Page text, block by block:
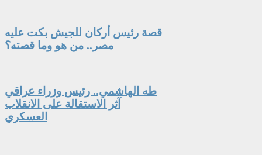
قصة رئيس أركان للجيش بكت عليه
مصر.. من هو وما قصته؟
طه الهاشمي.. رئيس وزراء عراقي
آثر الاستقالة على الانقلاب
العسكري